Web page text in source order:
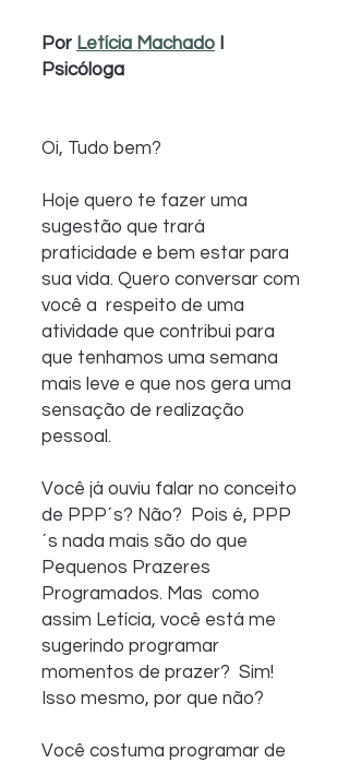
Por Letícia Machado
Psicóloga
Oi, Tudo bem?
Hoje quero te fazer uma
sugestão que trará
praticidade e bem estar para
sua vida. Quero conversar com
você a  respeito de uma
atividade que contribui para
que tenhamos uma semana
mais leve e que nos gera uma
sensação de realização
pessoal.
Você já ouviu falar no conceito
de PPP´s? Não?  Pois é, PPP
´s nada mais são do que
Pequenos Prazeres
Programados. Mas  como
assim Letícia, você está me
sugerindo programar
momentos de prazer?  Sim!
Isso mesmo, por que não?
Você costuma programar de